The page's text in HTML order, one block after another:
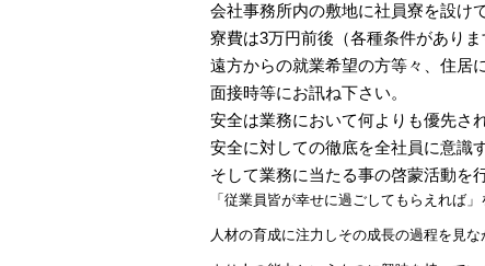
会社事務所内の敷地に社員寮を設け
寮費は3万円前後（各種条件がありま
遠方からの就業希望の方等々、住居
面接時等にお訊ね下さい。
安全は業務において何よりも優先さ
安全に対しての徹底を全社員に意識
そして業務に当たる事の啓蒙活動を
「従業員皆が幸せに過ごしてもらえれば
人材の育成に注力しその成長の過程を見な